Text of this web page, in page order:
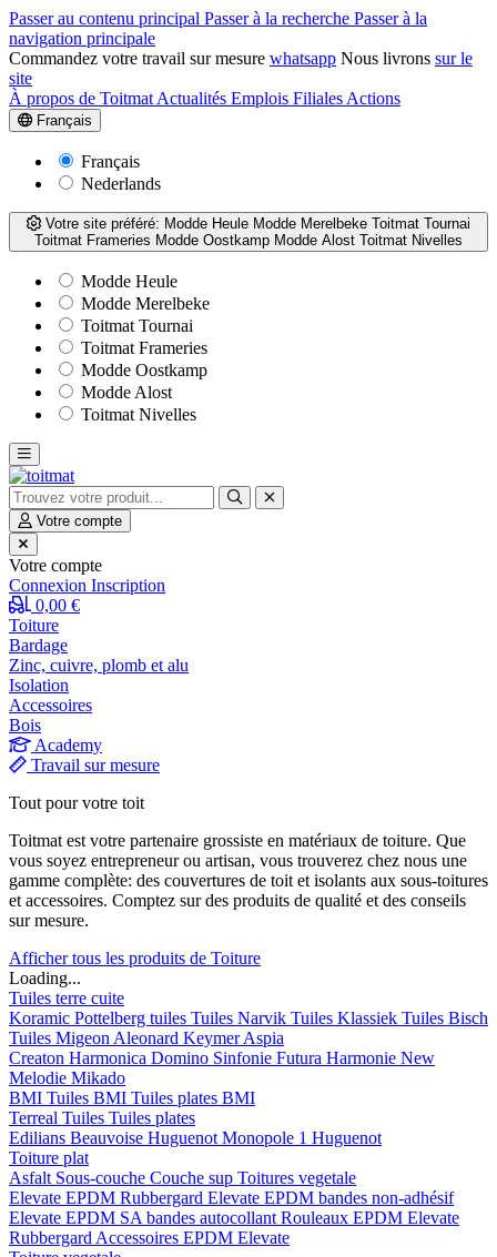
Passer au contenu principal Passer à la recherche Passer à la
navigation principale
Commandez votre travail sur mesure whatsapp Nous livrons sur le
site
À propos de Toitmat Actualités Emplois Filiales Actions
Français
Français
Nederlands
Votre site préféré: Modde Heule Modde Merelbeke Toitmat Tournai
Toitmat Frameries Modde Oostkamp Modde Alost Toitmat Nivelles
Modde Heule
Modde Merelbeke
Toitmat Tournai
Toitmat Frameries
Modde Oostkamp
Modde Alost
Toitmat Nivelles
Votre compte
Votre compte
Connexion Inscription
0,00 €
Toiture
Bardage
Zinc, cuivre, plomb et alu
Isolation
Accessoires
Bois
Academy
Travail sur mesure
Tout pour votre toit
Toitmat est votre partenaire grossiste en matériaux de toiture. Que
vous soyez entrepreneur ou artisan, vous trouverez chez nous une
gamme complète: des couvertures de toit et isolants aux sous-toitures
et accessoires. Comptez sur des produits de qualité et des conseils
sur mesure.
Afficher tous les produits de Toiture
Loading...
Tuiles terre cuite
Koramic Pottelberg tuiles Tuiles Narvik Tuiles Klassiek Tuiles Bisch
Tuiles Migeon Aleonard KeymerAspia
Creaton Harmonica Domino Sinfonie Futura Harmonie New
Melodie Mikado
BMI Tuiles BMI Tuiles plates BMI
Terreal Tuiles Tuiles plates
Edilians Beauvoise Huguenot Monopole 1 Huguenot
Toiture plat
Asfalt Sous-couche Couche sup Toitures vegetale
Elevate EPDM Rubbergard Elevate EPDM bandes non-adhésif
Elevate EPDM SA bandes autocollant Rouleaux EPDM Elevate
Rubbergard Accessoires EPDM Elevate